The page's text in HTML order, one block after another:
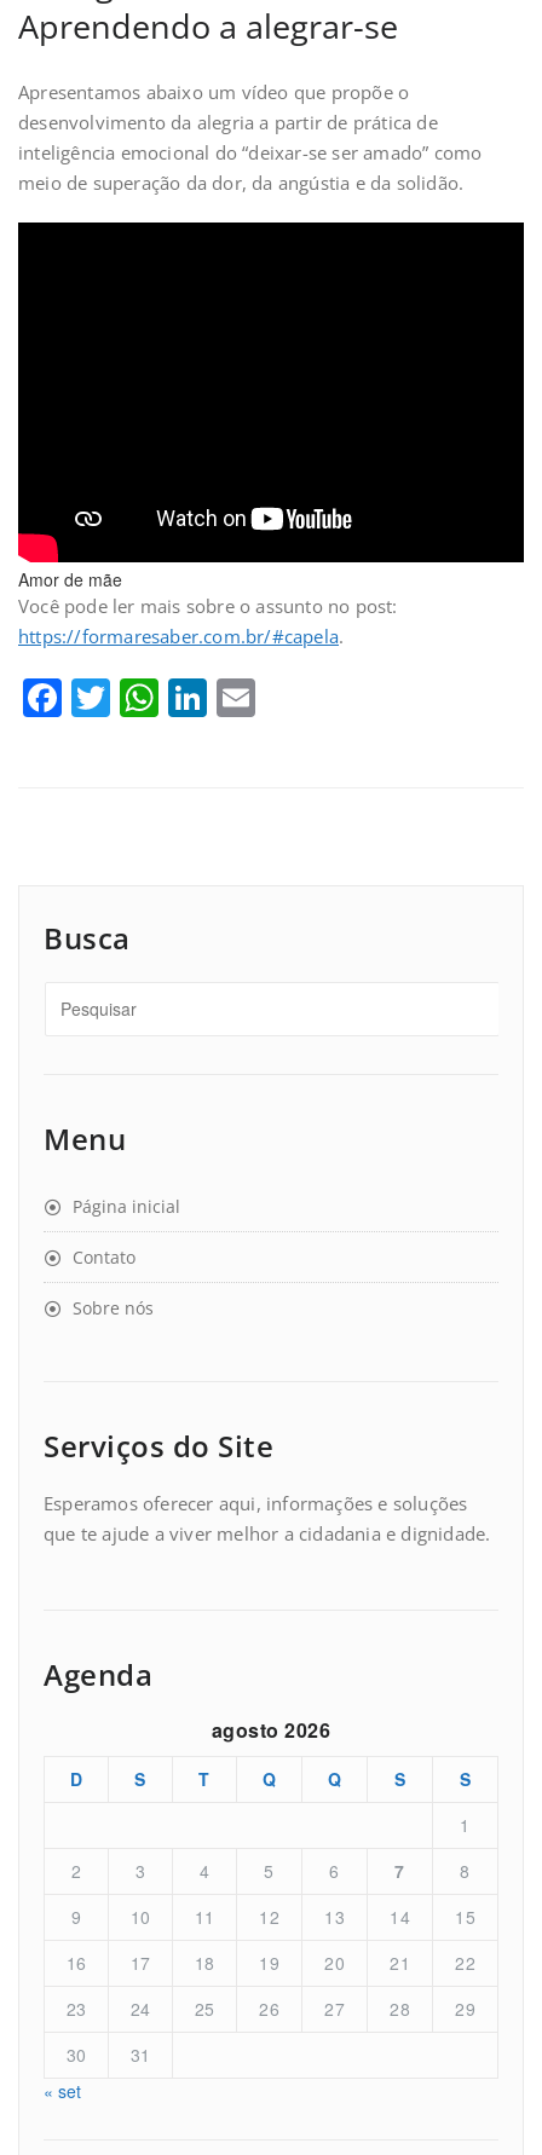
Aprendendo a alegrar-se
Apresentamos abaixo um vídeo que propõe o
desenvolvimento da alegria a partir de prática de
inteligência emocional do “deixar-se ser amado” como
meio de superação da dor, da angústia e da solidão.
Amor de mãe
Você pode ler mais sobre o assunto no post:
https://formaresaber.com.br/#capela.
Facebook
Twitter
WhatsApp
LinkedIn
Busca
Menu
Página inicial
Contato
Sobre nós
Serviços do Site
Esperamos oferecer aqui, informações e soluções
que te ajude a viver melhor a cidadania e dignidade.
Agenda
agosto 2026
D S T Q Q S
S
1
2
3 4 5 6 7
8
9
10 11 12 13 14
15
16
17 18 19 20 21
22
23
24 25 26 27 28
29
30
31
« set